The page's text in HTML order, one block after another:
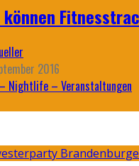
können
2016
Nightlife – Veranstaltungen